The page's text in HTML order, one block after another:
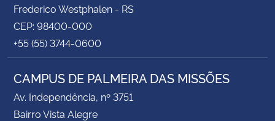
Frederico Westphalen - RS
CEP: 98400-000
+55 (55) 3744-0600
CAMPUS DE PALMEIRA DAS MISSÕES
Av. Independência, nº 3751
Bairro Vista Alegre